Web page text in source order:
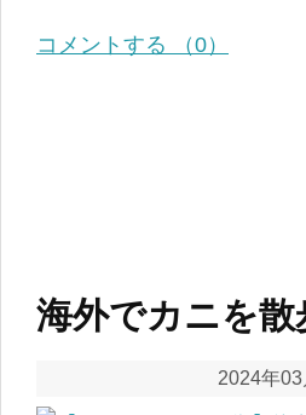
コメントする （0）
海外でカニを
2024年03